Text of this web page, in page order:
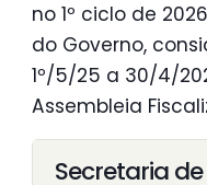
no 1º ciclo de
do Governo,
1º/5/25 a 30/4/
Assembleia
Secretaria